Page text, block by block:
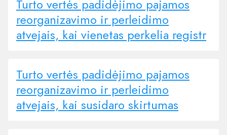
Turto vertės padidėjimo pajamos
reorganizavimo ir perleidimo
atvejais, kai vienetas perkelia registr
Turto vertės padidėjimo pajamos
reorganizavimo ir perleidimo
atvejais, kai susidaro skirtumas